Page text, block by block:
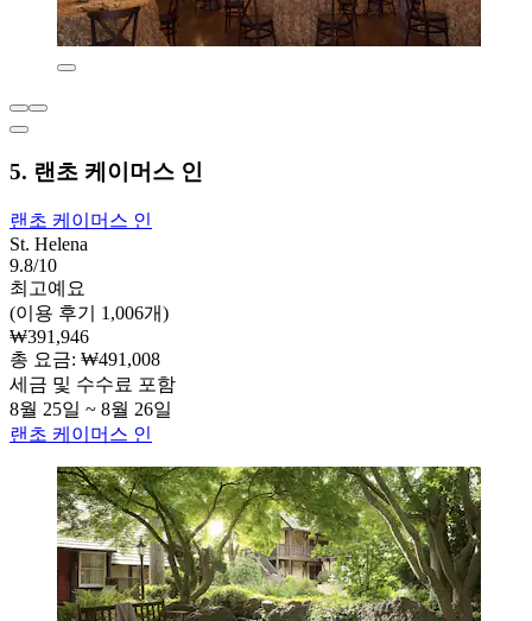
5. 랜초 케이머스 인
랜초 케이머스 인
St. Helena
9.8/10
최고예요
(이용 후기 1,006개)
₩391,946
총 요금: ₩491,008
세금 및 수수료 포함
8월 25일 ~ 8월 26일
랜초 케이머스 인